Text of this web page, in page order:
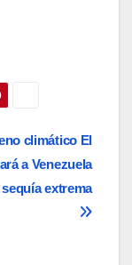
climático El
a Venezuela
extrema